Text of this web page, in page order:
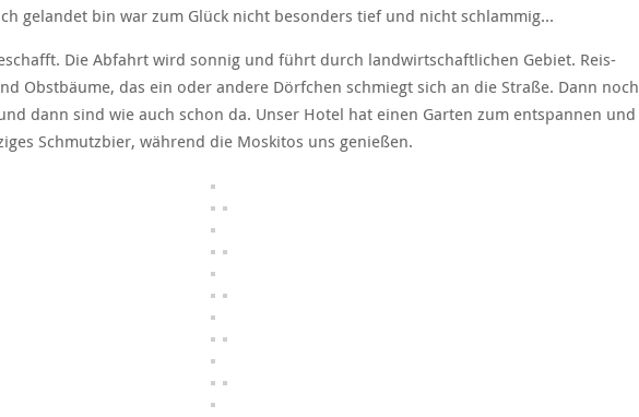
gelandet bin war zum Glück nicht besonders tief und nicht schlammig…
Die Abfahrt wird sonnig und führt durch landwirtschaftlichen Gebiet. Reis-
Obstbäume, das ein oder andere Dörfchen schmiegt sich an die Straße. Dann noch
dann sind wie auch schon da. Unser Hotel hat einen Garten zum entspannen und
Schmutzbier, während die Moskitos uns genießen.